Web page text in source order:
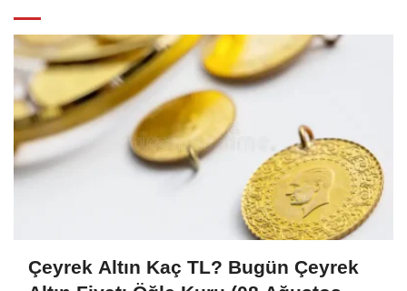
Çeyrek Altın Kaç TL? Bugün Çeyrek